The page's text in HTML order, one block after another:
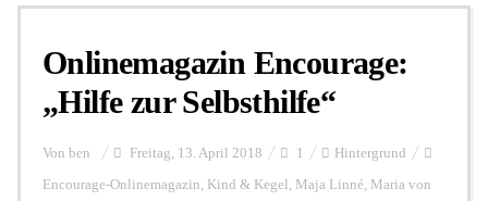
Personalien
Hintergrund
Onlinemagazin Encourage:
„Hilfe zur Selbsthilfe“
Von ben Freitag, 13. April 2018 1 Hintergrund
Encourage-Onlinemagazin, Kind & Kegel , Maja Linné, Maria von